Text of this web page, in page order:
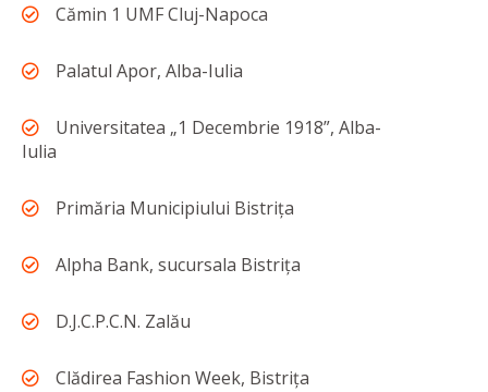
Cămin 1 UMF Cluj-Napoca
Palatul Apor, Alba-Iulia
Universitatea „1 Decembrie 1918”, Alba-
Iulia
Primăria Municipiului Bistrița
Alpha Bank, sucursala Bistrița
D.J.C.P.C.N. Zalău
Clădirea Fashion Week, Bistrița